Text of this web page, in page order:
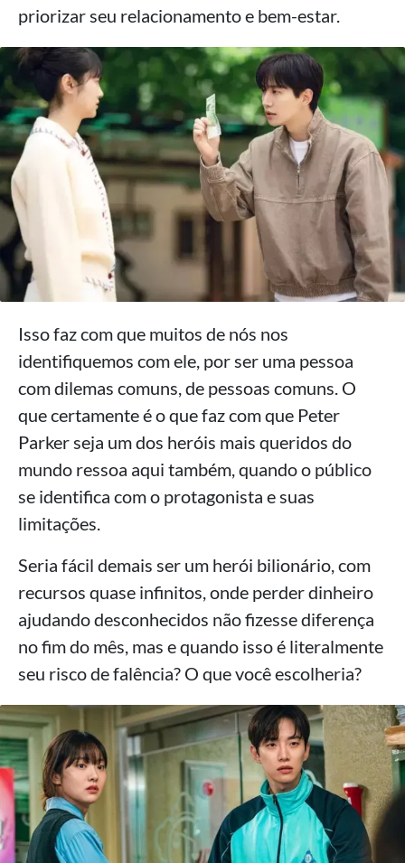
priorizar seu relacionamento e bem-estar.
Isso faz com que muitos de nós nos
identifiquemos com ele, por ser uma pessoa
com dilemas comuns, de pessoas comuns. O
que certamente é o que faz com que Peter
Parker seja um dos heróis mais queridos do
mundo ressoa aqui também, quando o público
se identifica com o protagonista e suas
limitações.
Seria fácil demais ser um herói bilionário, com
recursos quase infinitos, onde perder dinheiro
ajudando desconhecidos não fizesse diferença
no fim do mês, mas e quando isso é literalmente
seu risco de falência? O que você escolheria?